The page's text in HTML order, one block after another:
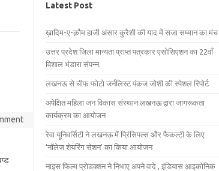
Latest Post
ख़ादिम-ए-क़ौम हाजी अंसार कुरैशी की याद में सजा सम्मान का मंच
उत्तर प्रदेश जिला मान्यता प्राप्त पत्रकार एसोसिएशन का 22वाँ
विशाल भंडारा संपन्न.
लखनऊ से चीफ फोटो जर्नलिस्ट पंकज जोशी की स्पेशल रिपोर्ट
अपेक्षित महिला जन विकास संस्थान लखनऊ द्वारा जागरूकता
कार्यक्रम का आयोजन
रेवा यूनिवर्सिटी ने लखनऊ में प्रिंसिपल्स और फैकल्टी के लिए
‘नॉलेज शेयरिंग सेशन’ का किया आयोजन
नाइस फिल्म प्रोडक्शन ने निभाए अपने वादे , इंडियास आइकोनिक